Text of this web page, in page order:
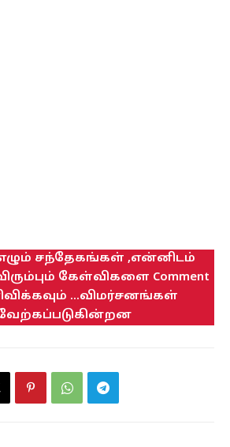
சந்தேகங்கள் ,என்னிடம்
கேள்விகளை Comment
...விமர்சனங்கள்